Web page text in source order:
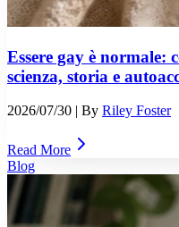
Essere gay è normale:
scienza, storia e
2026/07/30 | By Riley Foster
Read More
Blog